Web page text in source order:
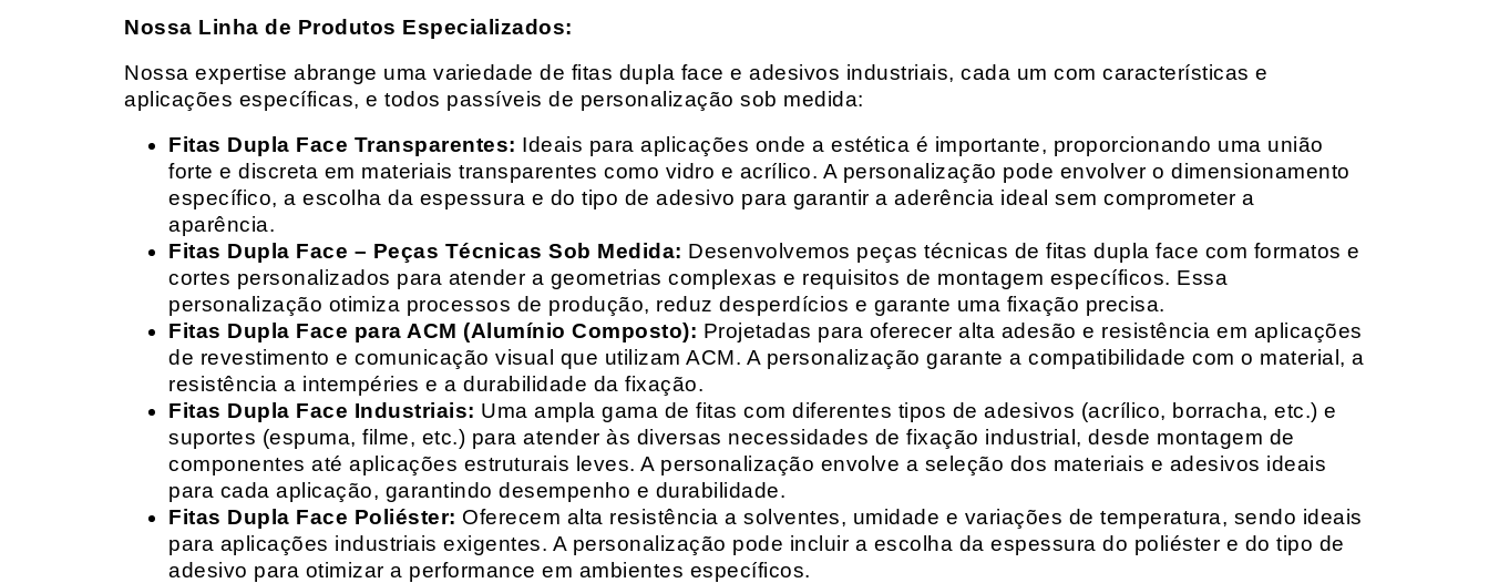
Nossa Linha de Produtos Especializados:
Nossa expertise abrange uma variedade de fitas dupla face e adesivos industriais, cada um com características e
aplicações específicas, e todos passíveis de personalização sob medida:
Fitas Dupla Face Transparentes: Ideais para aplicações onde a estética é importante, proporcionando uma união
forte e discreta em materiais transparentes como vidro e acrílico. A personalização pode envolver o dimensionamento
específico, a escolha da espessura e do tipo de adesivo para garantir a aderência ideal sem comprometer a
aparência.
Fitas Dupla Face – Peças Técnicas Sob Medida: Desenvolvemos peças técnicas de fitas dupla face com formatos e
cortes personalizados para atender a geometrias complexas e requisitos de montagem específicos. Essa
personalização otimiza processos de produção, reduz desperdícios e garante uma fixação precisa.
Fitas Dupla Face para ACM (Alumínio Composto): Projetadas para oferecer alta adesão e resistência em aplicações
de revestimento e comunicação visual que utilizam ACM. A personalização garante a compatibilidade com o material, a
resistência a intempéries e a durabilidade da fixação.
Fitas Dupla Face Industriais: Uma ampla gama de fitas com diferentes tipos de adesivos (acrílico, borracha, etc.) e
suportes (espuma, filme, etc.) para atender às diversas necessidades de fixação industrial, desde montagem de
componentes até aplicações estruturais leves. A personalização envolve a seleção dos materiais e adesivos ideais
para cada aplicação, garantindo desempenho e durabilidade.
Fitas Dupla Face Poliéster: Oferecem alta resistência a solventes, umidade e variações de temperatura, sendo ideais
para aplicações industriais exigentes. A personalização pode incluir a escolha da espessura do poliéster e do tipo de
adesivo para otimizar a performance em ambientes específicos.